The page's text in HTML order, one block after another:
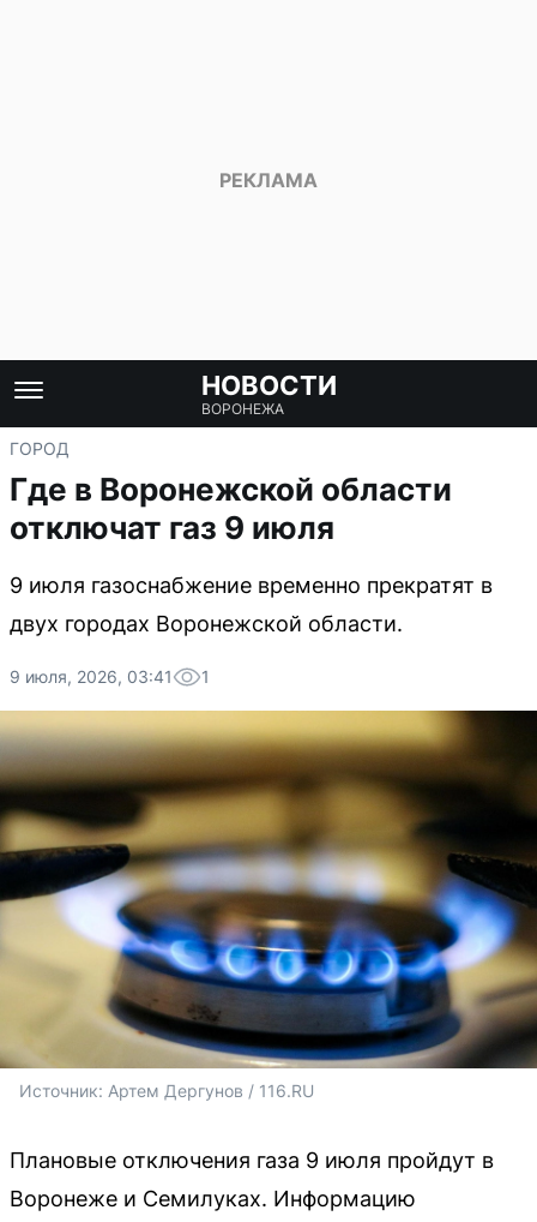
НОВОСТИ
ВОРОНЕЖА
ГОРОД
Где в Воронежской области
отключат газ 9 июля
9 июля газоснабжение временно прекратят в
двух городах Воронежской области.
9 июля, 2026, 03:41 1
Источник: Артем Дергунов / 116.RU
Плановые отключения газа 9 июля пройдут в
Воронеже и Семилуках. Информацию